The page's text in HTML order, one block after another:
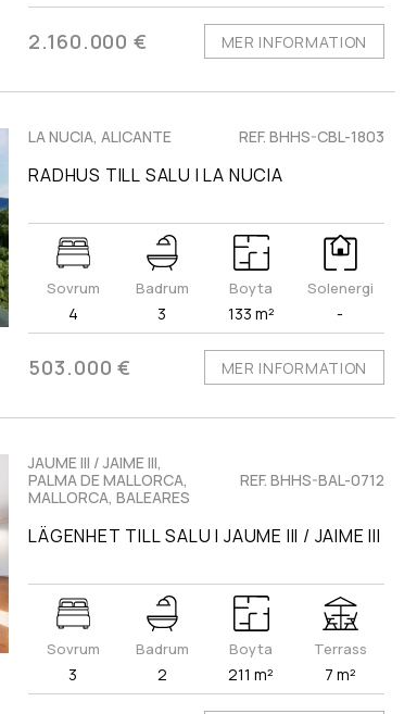
2.160.000 € MER INFORMATION
LA NUCIA, ALICANTE REF. BHHS-CBL-1803
RADHUS TILL SALU I LA NUCIA
Sovrum
4
Badrum
3
Boyta
133 m²
Solenergi
-
503.000 € MER INFORMATION
JAUME III / JAIME III,
PALMA DE MALLORCA,
MALLORCA, BALEARES
REF. BHHS-BAL-0712
LÄGENHET TILL SALU I JAUME III / JAIME III
Sovrum
3
Badrum
2
Boyta
211 m²
Terrass
7 m²